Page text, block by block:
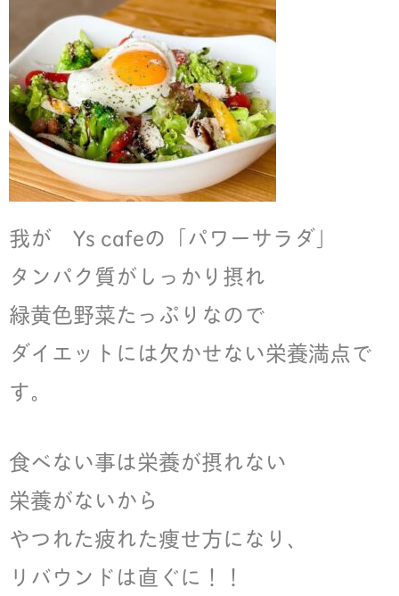
我が Ys cafeの「パワーサラダ」
タンパク質がしっかり摂れ
緑黄色野菜たっぷりなので
ダイエットには欠かせない栄養満点で
す。
食べない事は栄養が摂れない
栄養がないから
やつれた疲れた痩せ方になり、
リバウンドは直ぐに！！